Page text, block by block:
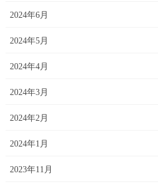
2024年6月
2024年5月
2024年4月
2024年3月
2024年2月
2024年1月
2023年11月